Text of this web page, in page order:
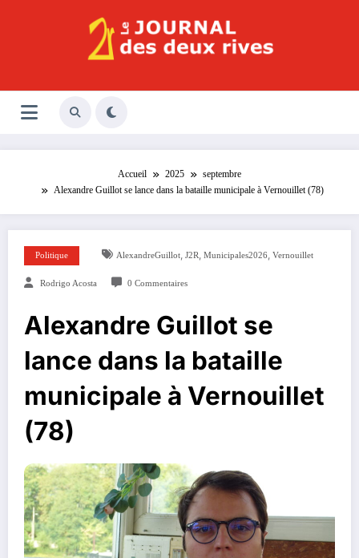
Le Journal des Deux Rives
Accueil 2025
septembre
Alexandre Guillot se lance dans la bataille municipale à Vernouillet (78)
Politique AlexandreGuillot, J2R Municipales2026 Vernouillet
Rodrigo Acosta 0 Commentaires
Alexandre Guillot se
lance dans la bataille
municipale à Vernouillet
(78)